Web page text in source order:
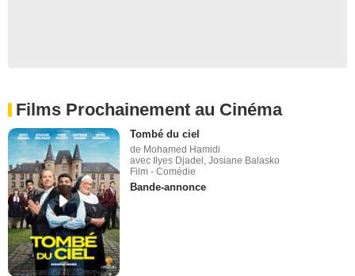
Films Prochainement au Cinéma
Tombé du ciel
de Mohamed Hamidi
avec Ilyes Djadel, Josiane Balasko
Film - Comédie
Bande-annonce